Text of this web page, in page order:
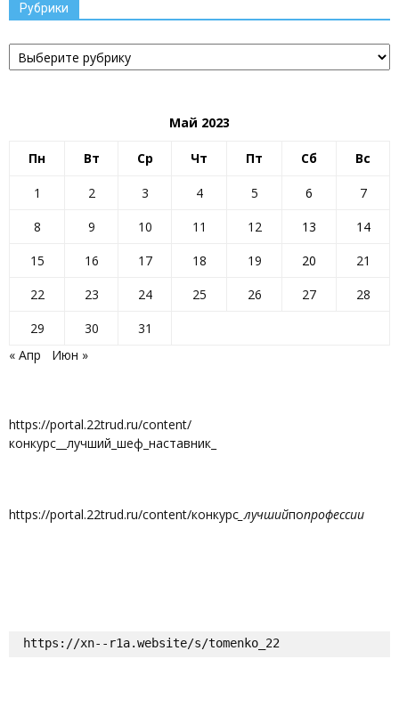
Рубрики
Рубрики
Май 2023
Пн Вт Ср Чт Пт Сб Вс
1 2 3 4 5 6
7
8
9 10 11 12 13
14
15
16 17 18 19 20
21
22
23 24 25 26 27
28
29
30
31
« Апр
Июн »
https://portal.22trud.ru/content/
конкурс__лучший_шеф_наставник_
https://portal.22trud.ru/content/конкурс _лучшийпопрофессии
https://xn--r1a.website/s/tomenko_22